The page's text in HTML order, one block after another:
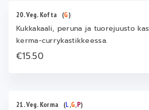
20. Veg. Kofta (G)
Kukkakaali, peruna ja tuorejuusto
kerma-currykastikkeessa.
€15.50
21. Veg. Korma (L,G,P)